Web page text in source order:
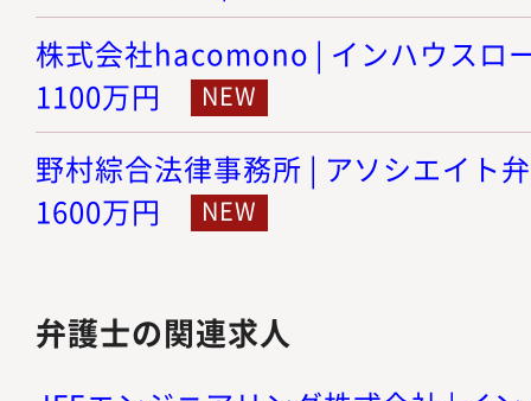
株式会社hacomono | インハウスロ
1100万円
野村綜合法律事務所 | アソシエイト
1600万円
弁護士の関連求人